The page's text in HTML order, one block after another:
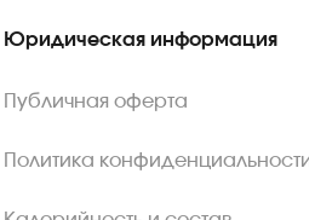
Юридическая информация
Публичная оферта
Политика